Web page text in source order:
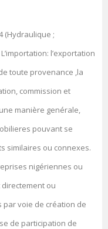
(Hydraulique ;
l’exportation
toute provenance ,la
commission et
manière genérale,
pouvant se
similaires ou connexes.
nigériennes ou
ou
par voie de création de
de participation de